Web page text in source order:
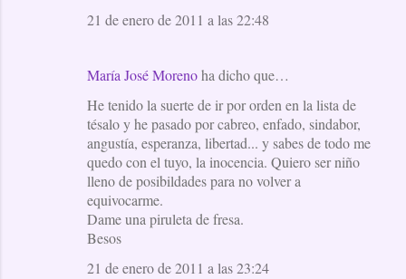
21 de enero de 2011 a las 22:48
María José Morenoha dicho que…
He tenido la suerte de ir por orden en la lista de
tésalo y he pasado por cabreo, enfado, sindabor,
angustía, esperanza, libertad... y sabes de todo me
quedo con el tuyo, la inocencia. Quiero ser niño
lleno de posibildades para no volver a
equivocarme.
Dame una piruleta de fresa.
Besos
21 de enero de 2011 a las 23:24